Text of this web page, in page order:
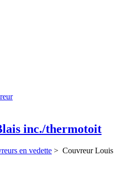
inc./thermotoit
en vedette > Couvreur Louis